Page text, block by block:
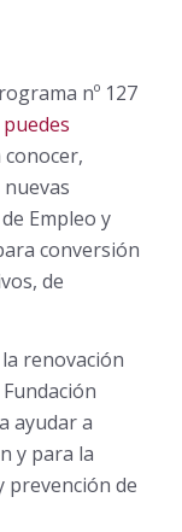
nº 127
conocer,
Empleo y
conversión
de
renovación
ayudar a
y para la
prevención de